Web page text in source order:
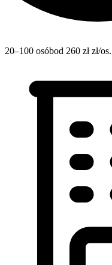
20–100 osóbod 260 zł zł/os.